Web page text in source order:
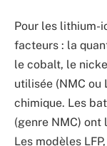
Pour les lithium-
facteurs : la
le cobalt, le
utilisée (NMC ou
chimique. Les
(genre NMC) ont
Les modèles